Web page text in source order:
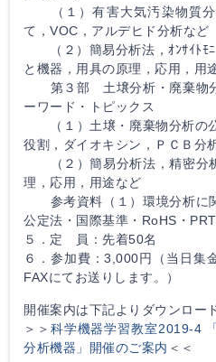
（１）有害大気汚染物質分
て，VOC，アルデヒド分析など
（２）簡易分析法，ｵﾝｻｲﾄﾓﾆ
と機器，用具の原理，応用，用
第３部 土壌分析・廃棄物分
ーワード・トピックス
（１）土壌・廃棄物分析の
役割，ダイオキシン，ＰＣＢ分
（２）簡易分析法，精密分
理，応用，用途など
参考資料（１）環境分析に関
公定法・国際基準・RoHS・
５．定 員：先着50名
６．参加費：3,000円（当日集
FAXにてお送りします。）
開催案内は下記よりダウンロー
＞＞ 科学機器学習教室2019-4
分析機器」開催のご案内 ＜＜